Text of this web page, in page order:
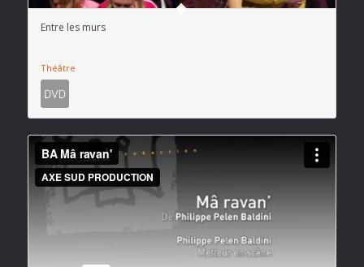
Entre les murs
Théâtre